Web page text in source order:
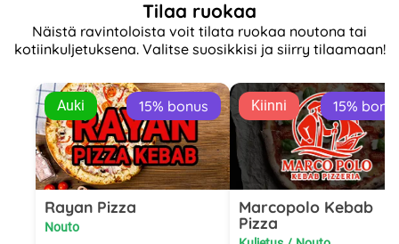
Tilaa ruokaa
Näistä ravintoloista voit tilata ruokaa noutona tai
kotiinkuljetuksena. Valitse suosikkisi ja siirry tilaamaan!
Auki 15% bonus
Rayan Pizza
Nouto
Kiinni 15%
Marcopolo Kebab
Pizza